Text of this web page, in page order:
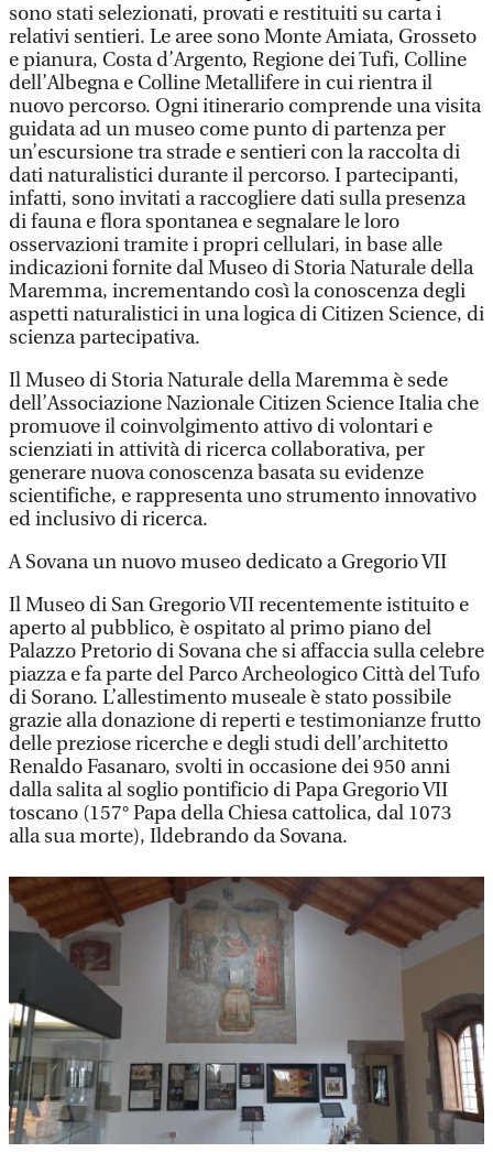
sono stati selezionati, provati e restituiti su carta i
relativi sentieri. Le aree sono Monte Amiata, Grosseto
e pianura, Costa d’Argento, Regione dei Tufi, Colline
dell’Albegna e Colline Metallifere in cui rientra il
nuovo percorso. Ogni itinerario comprende una visita
guidata ad un museo come punto di partenza per
un’escursione tra strade e sentieri con la raccolta di
dati naturalistici durante il percorso. I partecipanti,
infatti, sono invitati a raccogliere dati sulla presenza
di fauna e flora spontanea e segnalare le loro
osservazioni tramite i propri cellulari, in base alle
indicazioni fornite dal Museo di Storia Naturale della
Maremma, incrementando così la conoscenza degli
aspetti naturalistici in una logica di Citizen Science, di
scienza partecipativa.
Il Museo di Storia Naturale della Maremma è sede
dell’Associazione Nazionale Citizen Science Italia che
promuove il coinvolgimento attivo di volontari e
scienziati in attività di ricerca collaborativa, per
generare nuova conoscenza basata su evidenze
scientifiche, e rappresenta uno strumento innovativo
ed inclusivo di ricerca.
A Sovana un nuovo museo dedicato a Gregorio VII
Il Museo di San Gregorio VII recentemente istituito e
aperto al pubblico, è ospitato al primo piano del
Palazzo Pretorio di Sovana che si affaccia sulla celebre
piazza e fa parte del Parco Archeologico Città del Tufo
di Sorano. L’allestimento museale è stato possibile
grazie alla donazione di reperti e testimonianze frutto
delle preziose ricerche e degli studi dell’architetto
Renaldo Fasanaro, svolti in occasione dei 950 anni
dalla salita al soglio pontificio di Papa Gregorio VII
toscano (157° Papa della Chiesa cattolica, dal 1073
alla sua morte), Ildebrando da Sovana.